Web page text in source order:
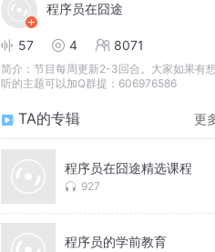
程序员在囧途
57 4 8071
简介： 节目每周更新2-3回合。大家如果有想
听的主题可以加Q群提：606976586
TA的专辑 更
程序员在囧途精选课程
927
程序员的学前教育